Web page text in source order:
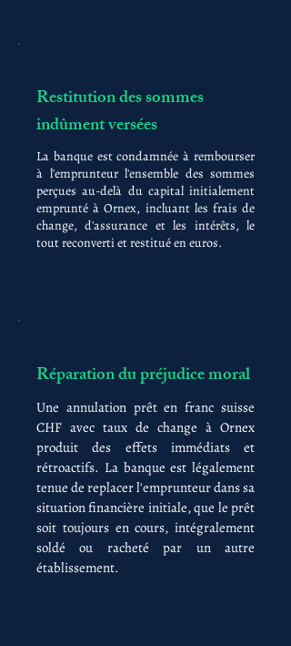
Restitution des sommes
indûment versées
La banque est condamnée à rembourser
à l'emprunteur l'ensemble des sommes
perçues au-delà du capital initialement
emprunté à Ornex, incluant les frais de
change, d'assurance et les intérêts, le
tout reconverti et restitué en euros.
Réparation du préjudice moral
Une annulation prêt en franc suisse
CHF avec taux de change à Ornex
produit des effets immédiats et
rétroactifs. La banque est légalement
tenue de replacer l'emprunteur dans sa
situation financière initiale, que le prêt
soit toujours en cours, intégralement
soldé ou racheté par un autre
établissement.